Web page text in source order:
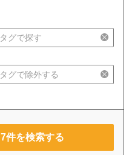
7件を検索する